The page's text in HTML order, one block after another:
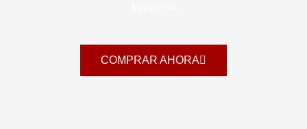
COMPRAR AHORA